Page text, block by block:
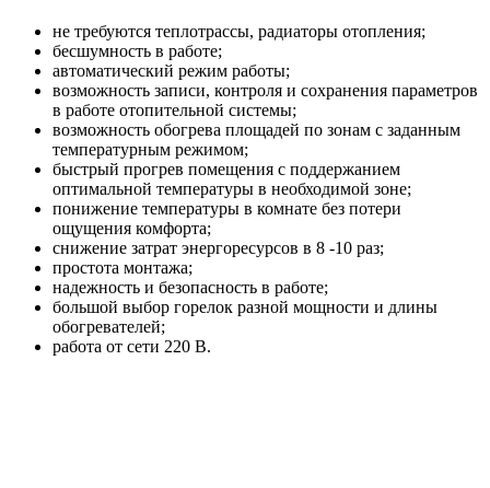
не требуются теплотрассы, радиаторы отопления;
бесшумность в работе;
автоматический режим работы;
возможность записи, контроля и сохранения параметров
в работе отопительной системы;
возможность обогрева площадей по зонам с заданным
температурным режимом;
быстрый прогрев помещения с поддержанием
оптимальной температуры в необходимой зоне;
понижение температуры в комнате без потери
ощущения комфорта;
снижение затрат энергоресурсов в 8 -10 раз;
простота монтажа;
надежность и безопасность в работе;
большой выбор горелок разной мощности и длины
обогревателей;
работа от сети 220 В.